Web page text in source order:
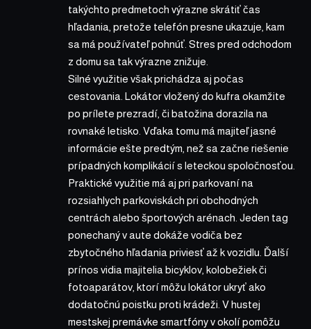
takýchto predmetoch výrazne skrátiť čas
hľadania, pretože telefón presne ukazuje, kam
sa má používateľ pohnúť. Stres pred odchodom
z domu sa tak výrazne znižuje.
Silné využitie však prichádza aj počas
cestovania. Lokátor vložený do kufra okamžite
po prílete prezradí, či batožina dorazila na
rovnaké letisko. Vďaka tomu má majiteľ jasné
informácie ešte predtým, než sa začne riešenie
prípadných komplikácií s leteckou spoločnosťou.
Praktické využitie má aj pri parkovaní na
rozsiahlych parkoviskách pri obchodných
centrách alebo športových arénach. Jeden tag
ponechaný v aute dokáže vodiča bez
zbytočného hľadania priviesť až k vozidlu. Ďalší
prínos vidia majitelia bicyklov, kolobežiek či
fotoaparátov, ktorí môžu lokátor ukryť ako
dodatočnú poistku proti krádeži. V hustej
mestskej premávke smartfóny v okolí pomôžu